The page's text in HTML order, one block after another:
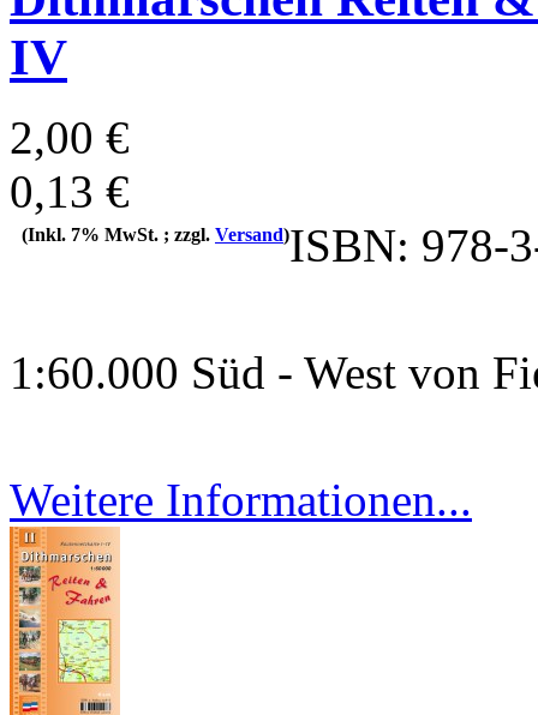
IV
2,00 €
0,13 €
(Inkl. 7% MwSt. ; zzgl. Versand)ISBN: 978-
1:60.000 Süd - West von
Weitere Informationen...